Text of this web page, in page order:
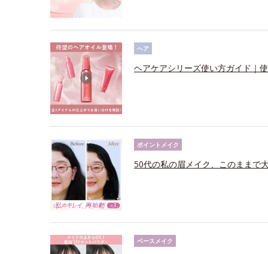
ヘア
ヘアケアシリーズ使い方ガイド｜
ポイントメイク
50代の私の眉メイク、このままで
ベースメイク